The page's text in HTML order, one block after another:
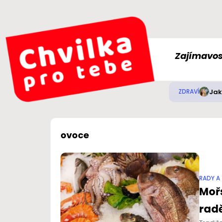
ZDRAVÍ
ovoce
RADY A